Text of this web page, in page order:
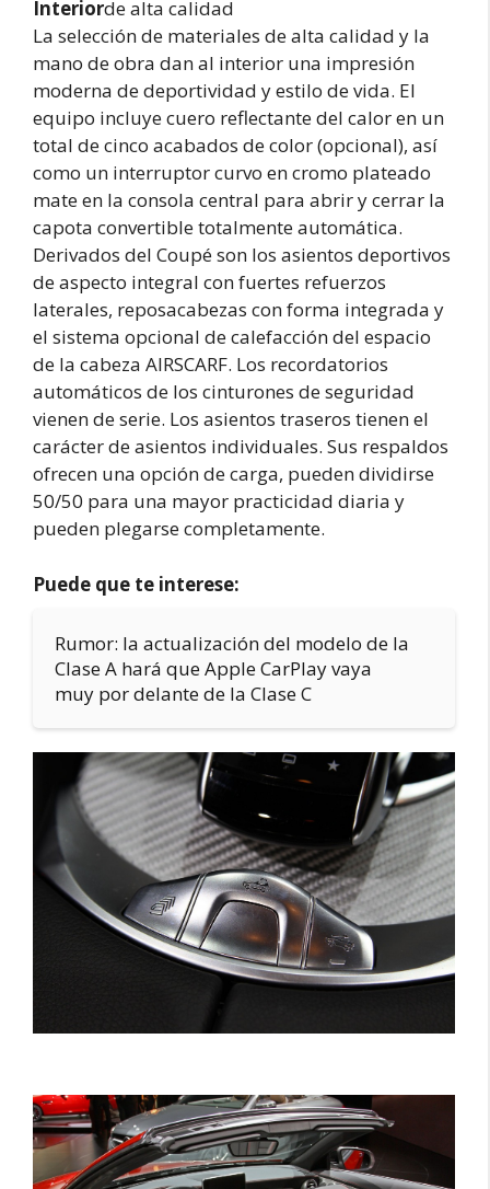
Interiorde alta calidad
La selección de materiales de alta calidad y la
mano de obra dan al interior una impresión
moderna de deportividad y estilo de vida. El
equipo incluye cuero reflectante del calor en un
total de cinco acabados de color (opcional), así
como un interruptor curvo en cromo plateado
mate en la consola central para abrir y cerrar la
capota convertible totalmente automática.
Derivados del Coupé son los asientos deportivos
de aspecto integral con fuertes refuerzos
laterales, reposacabezas con forma integrada y
el sistema opcional de calefacción del espacio
de la cabeza AIRSCARF. Los recordatorios
automáticos de los cinturones de seguridad
vienen de serie. Los asientos traseros tienen el
carácter de asientos individuales. Sus respaldos
ofrecen una opción de carga, pueden dividirse
50/50 para una mayor practicidad diaria y
pueden plegarse completamente.
Puede que te interese:
Rumor: la actualización del modelo de la
Clase A hará que Apple CarPlay vaya
muy por delante de la Clase C